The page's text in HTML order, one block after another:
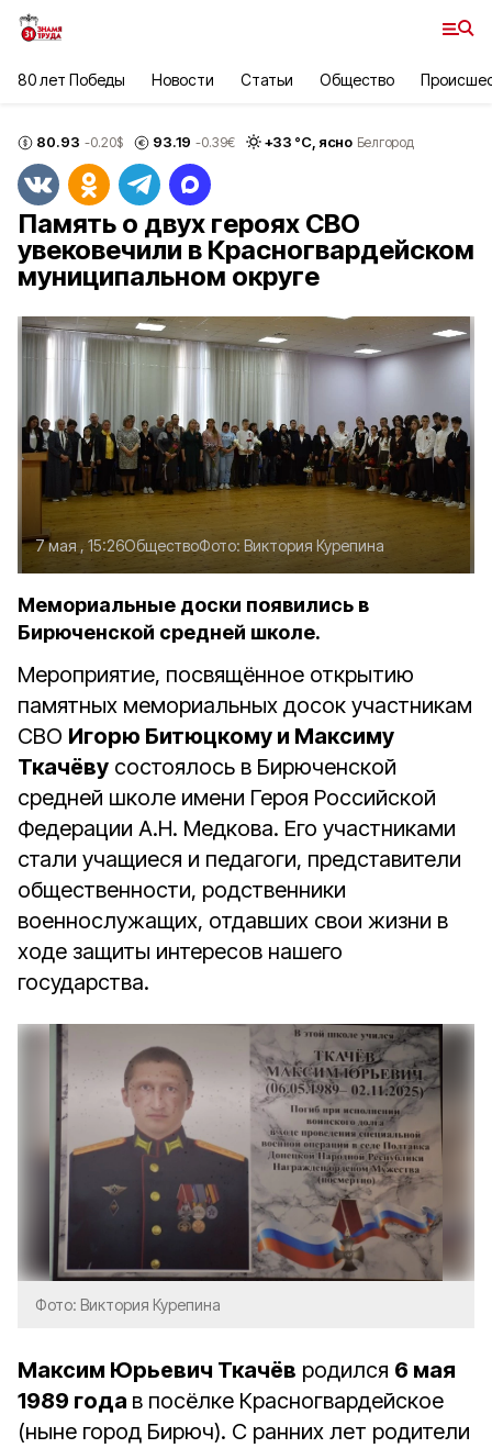
80 лет Победы Новости Статьи Общество
80.93 -0.20$ 93.19 -0.39€ +33 °С, ясно Белгород
Память о двух героях СВО
увековечили в Красногвардейском
муниципальном округе
7 мая , 15:26ОбществоФото: Виктория Курепина
Мемориальные доски появились в
Бирюченской средней школе.
Мероприятие, посвящённое открытию
памятных мемориальных досок участникам
СВО Игорю Битюцкому и Максиму
Ткачёву состоялось в Бирюченской
средней школе имени Героя Российской
Федерации А.Н. Медкова. Его участниками
стали учащиеся и педагоги, представители
общественности, родственники
военнослужащих, отдавших свои жизни в
ходе защиты интересов нашего
государства.
Фото: Виктория Курепина
Максим Юрьевич Ткачёв родился 6 мая
1989 года в посёлке Красногвардейское
(ныне город Бирюч). С ранних лет родители